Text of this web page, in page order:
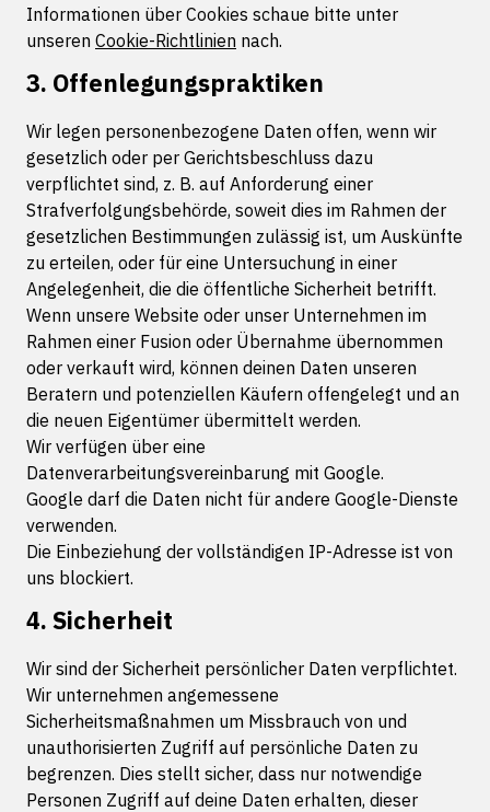
Informationen über Cookies schaue bitte unter
unseren Cookie-Richtlinien nach.
3. Offenlegungspraktiken
Wir legen personenbezogene Daten offen, wenn wir
gesetzlich oder per Gerichtsbeschluss dazu
verpflichtet sind, z. B. auf Anforderung einer
Strafverfolgungsbehörde, soweit dies im Rahmen der
gesetzlichen Bestimmungen zulässig ist, um Auskünfte
zu erteilen, oder für eine Untersuchung in einer
Angelegenheit, die die öffentliche Sicherheit betrifft.
Wenn unsere Website oder unser Unternehmen im
Rahmen einer Fusion oder Übernahme übernommen
oder verkauft wird, können deinen Daten unseren
Beratern und potenziellen Käufern offengelegt und an
die neuen Eigentümer übermittelt werden.
Wir verfügen über eine
Datenverarbeitungsvereinbarung mit Google.
Google darf die Daten nicht für andere Google-Dienste
verwenden.
Die Einbeziehung der vollständigen IP-Adresse ist von
uns blockiert.
4. Sicherheit
Wir sind der Sicherheit persönlicher Daten verpflichtet.
Wir unternehmen angemessene
Sicherheitsmaßnahmen um Missbrauch von und
unauthorisierten Zugriff auf persönliche Daten zu
begrenzen. Dies stellt sicher, dass nur notwendige
Personen Zugriff auf deine Daten erhalten, dieser